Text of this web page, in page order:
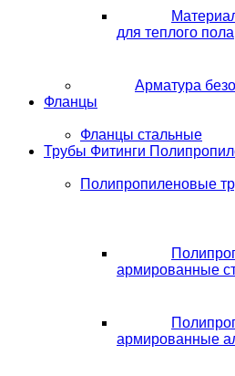
для теплого пола
Арматура
Фланцы
Фланцы стальные
Трубы Фитинги
Полипропиленовые
армированные
армированные